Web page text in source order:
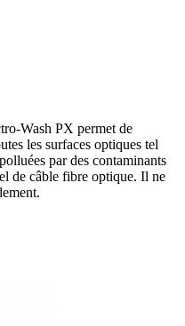
Wash PX permet de
les surfaces optiques tel
par des contaminants
de câble fibre optique. Il ne